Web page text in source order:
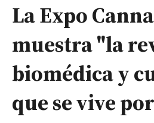
La Expo
muestra "la
biomédica y
que se vive